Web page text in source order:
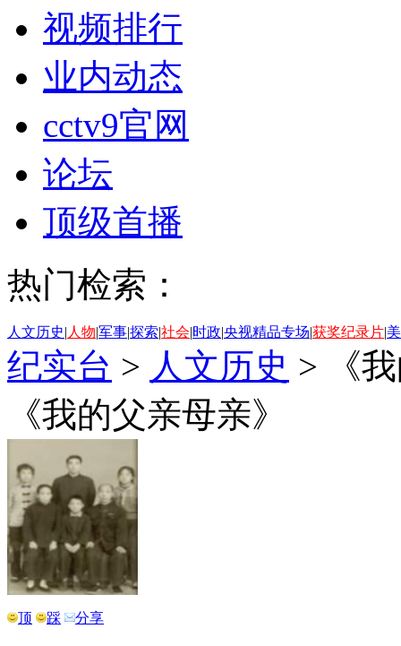
视频排行
业内动态
cctv9官网
论坛
顶级首播
热门检索：
人文历史| 人物|军事|探索|社会|时政|央视精品专场|获奖纪录片|
纪实台 > 人文历史 >
《
《我的父亲母亲》
顶 踩 分享